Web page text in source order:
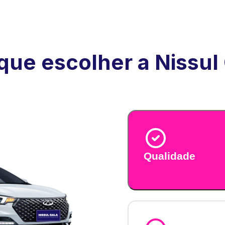
escolher a Nissul
Qualidade